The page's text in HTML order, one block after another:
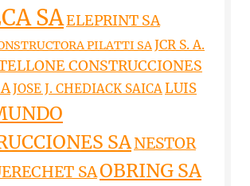
SAELEPRINT SA
PILATTI SAJCR S. A.
CONSTRUCCIONES
JOSE J. CHEDIACK SAICALUIS
SANESTOR
SAOBRING SA